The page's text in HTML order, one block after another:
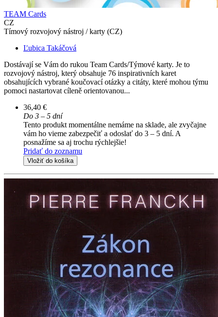
TEAM Cards
CZ
Tímový rozvojový nástroj / karty (CZ)
Ľubica Takáčová
Dostávají se Vám do rukou Team Cards/Týmové karty. Je to
rozvojový nástroj, který obsahuje 76 inspirativních karet
obsahujících vybrané koučovací otázky a citáty, které mohou týmu
pomoci nastartovat cíleně orientovanou...
36,40 €
Do 3 – 5 dní
Tento produkt momentálne nemáme na sklade, ale zvyčajne
vám ho vieme zabezpečiť a odoslať do 3 – 5 dní. A
posnažíme sa aj trochu rýchlejšie!
Pridať do zoznamu
Vložiť do košíka